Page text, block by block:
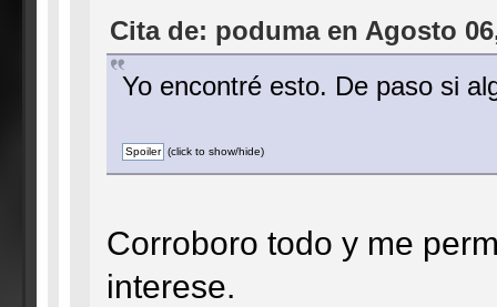
Cita de: poduma en Agosto
Yo encontré esto. De paso si
(click to show/hide)
Corroboro todo y me
interese.